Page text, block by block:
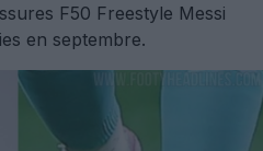
F50 Freestyle Messi
en septembre.